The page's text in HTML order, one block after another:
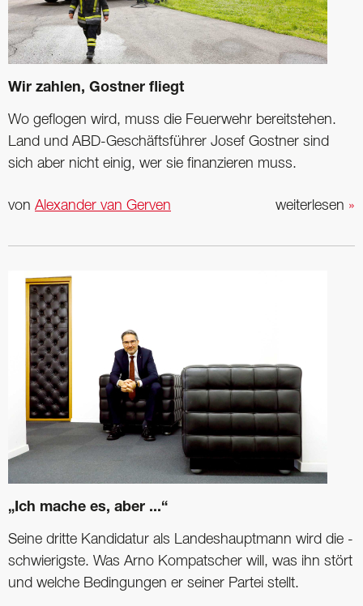
Wir zahlen, Gostner fliegt
Wo geflogen wird, muss die Feuerwehr bereitstehen.
Land und ABD-Geschäftsführer Josef Gostner sind
sich aber nicht einig, wer sie finanzieren muss.
weiterlesen »
von Alexander van Gerven
„Ich mache es, aber ...“
Seine dritte Kandidatur als Landeshauptmann wird die ­
schwierigste. Was Arno Kompatscher will, was ihn stört
und ­welche Bedingungen er seiner Partei stellt.